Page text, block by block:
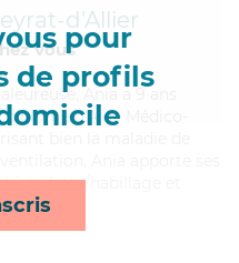
pour
de profils
d'Allier
Vous
Ania a 9 ans
diplôme d'Aide Médico-
toilette/habillage et